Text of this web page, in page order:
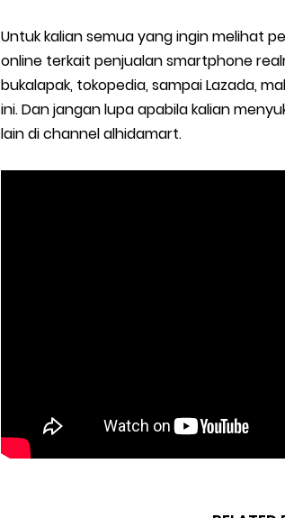
Untuk kalian semua yang ingin melihat
online terkait penjualan smartphone
bukalapak, tokopedia, sampai Lazada,
ini. Dan jangan lupa apabila kalian
lain di channel alhidamart.